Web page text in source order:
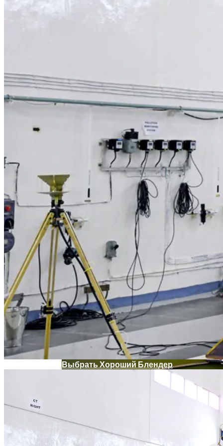
Телескоп «Хаббл» Показал Необычную
Ученые Назвали Новую Смертельную
Угрозу Для Человечества
В Нидерландах Придумали Способ
Очистить Реки От Пластика
Як Збільшити Продуктивність IPad
Google Вновь Привлекут К
Ответственности За Повторное
Неудаление Запрещённых Материалов
Идеальный Помощник На Кухне: Как
Выбрать Хороший Блендер